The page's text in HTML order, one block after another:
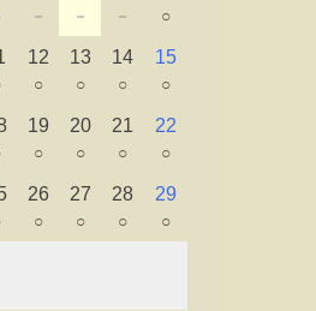
－ － － ○
12
○
13
○
14
○
15
○
19
○
20
○
21
○
22
○
26
○
27
○
28
○
29
○